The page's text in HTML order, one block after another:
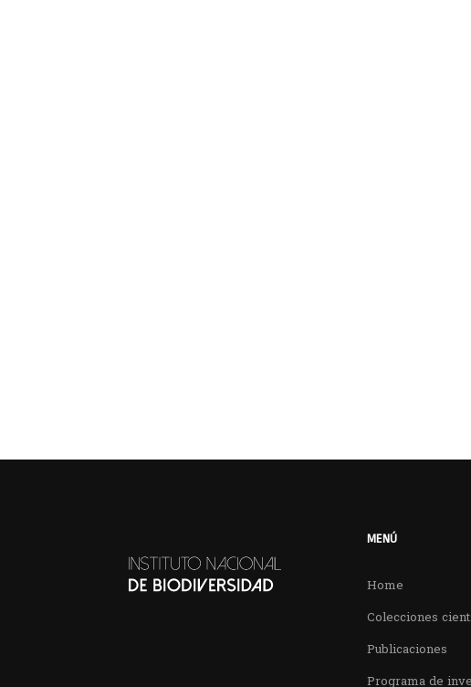
MENÚ
Home
Colecciones
Publicaciones
Programa de